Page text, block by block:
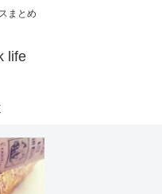
まとめ
life